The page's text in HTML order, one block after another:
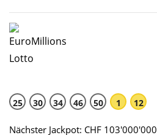
25 30 34 46 50 1 12
Nächster Jackpot: CHF 103'000'000